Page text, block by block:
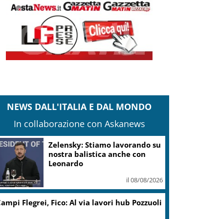
NEWS DALL'ITALIA E DAL MONDO
In collaborazione con Askanews
Zelensky: Stiamo lavorando su
nostra balistica anche con
Leonardo
il 08/08/2026
Flegrei, Fico: Al via lavori hub Pozzuoli